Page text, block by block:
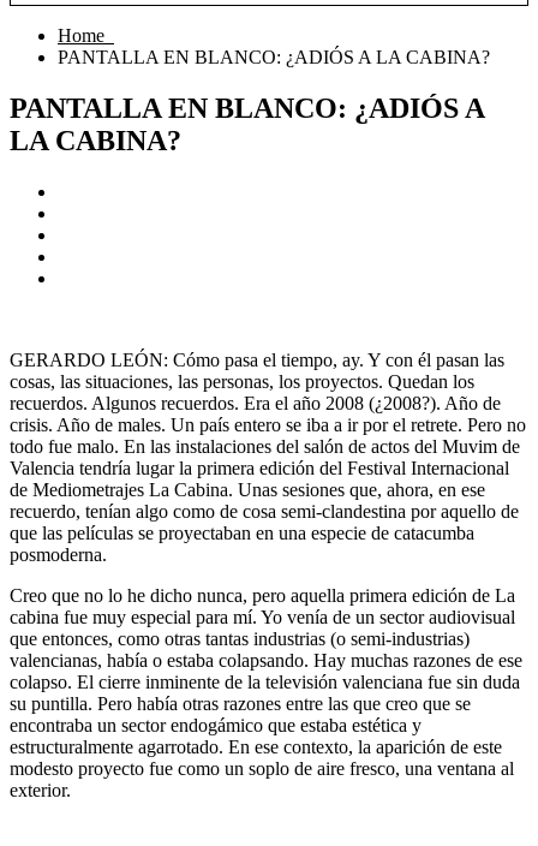
Home
PANTALLA EN BLANCO: ¿ADIÓS A LA CABINA?
PANTALLA EN BLANCO: ¿ADIÓS A
LA CABINA?
GERARDO LEÓN: Cómo pasa el tiempo, ay. Y con él pasan las
cosas, las situaciones, las personas, los proyectos. Quedan los
recuerdos. Algunos recuerdos. Era el año 2008 (¿2008?). Año de
crisis. Año de males. Un país entero se iba a ir por el retrete. Pero no
todo fue malo. En las instalaciones del salón de actos del Muvim de
Valencia tendría lugar la primera edición del Festival Internacional
de Mediometrajes La Cabina. Unas sesiones que, ahora, en ese
recuerdo, tenían algo como de cosa semi-clandestina por aquello de
que las películas se proyectaban en una especie de catacumba
posmoderna.
Creo que no lo he dicho nunca, pero aquella primera edición de La
cabina fue muy especial para mí. Yo venía de un sector audiovisual
que entonces, como otras tantas industrias (o semi-industrias)
valencianas, había o estaba colapsando. Hay muchas razones de ese
colapso. El cierre inminente de la televisión valenciana fue sin duda
su puntilla. Pero había otras razones entre las que creo que se
encontraba un sector endogámico que estaba estética y
estructuralmente agarrotado. En ese contexto, la aparición de este
modesto proyecto fue como un soplo de aire fresco, una ventana al
exterior.